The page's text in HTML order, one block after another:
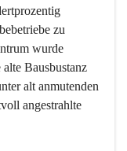
zu
wurde
Bausbustanz
alt anmutenden
angestrahlte